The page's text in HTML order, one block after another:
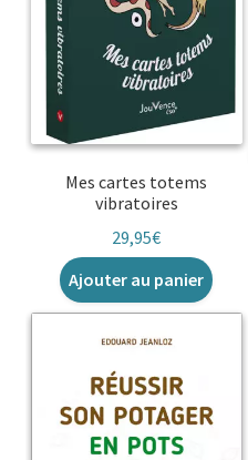
Mes cartes totems
vibratoires
29,95€
Ajouter au panier